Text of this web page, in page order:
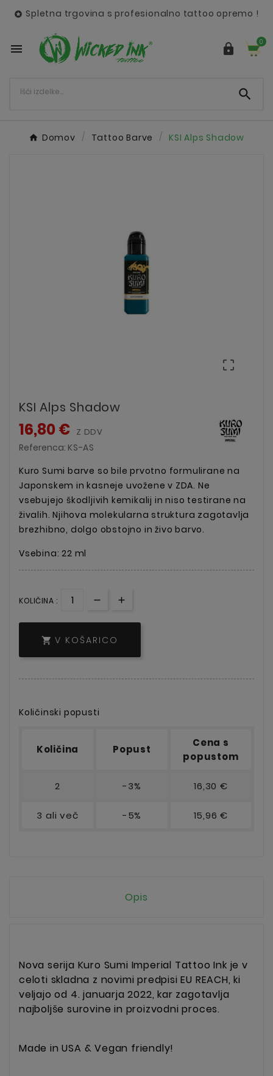
 Spletna trgovina s profesionalno tattoo opremo !
  0

Domov Tattoo Barve KSI Alps Shadow

KSI Alps Shadow
16,80 € Z DDV
Referenca: KS-AS
Kuro Sumi barve so bile prvotno formulirane na
Japonskem in kasneje uvožene v ZDA. Ne
vsebujejo škodljivih kemikalij in niso testirane na
živalih. Njihova molekularna struktura zagotavlja
brezhibno, dolgo obstojno in živo barvo.
Vsebina: 22 ml
KOLIČINA :
 V KOŠARICO
Količinski popusti
Količina Popust
Cena s
popustom
2 -3% 16,30 €
3 ali več -5% 15,96 €
Opis
Nova serija Kuro Sumi Imperial Tattoo Ink je v
celoti skladna z novimi predpisi EU REACH, ki
veljajo od 4. januarja 2022, kar zagotavlja
najboljše surovine in proizvodni proces.
Made in USA & Vegan friendly!